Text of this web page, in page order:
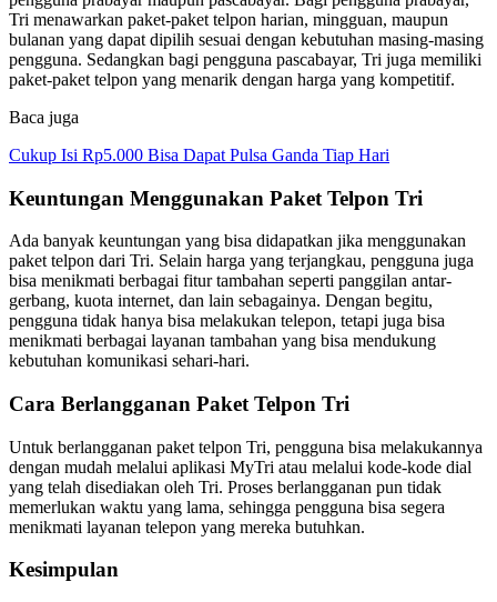
Tri menawarkan paket-paket telpon harian, mingguan, maupun
bulanan yang dapat dipilih sesuai dengan kebutuhan masing-masing
pengguna. Sedangkan bagi pengguna pascabayar, Tri juga memiliki
paket-paket telpon yang menarik dengan harga yang kompetitif.
Baca juga
Cukup Isi Rp5.000 Bisa Dapat Pulsa Ganda Tiap Hari
Keuntungan Menggunakan Paket Telpon Tri
Ada banyak keuntungan yang bisa didapatkan jika menggunakan
paket telpon dari Tri. Selain harga yang terjangkau, pengguna juga
bisa menikmati berbagai fitur tambahan seperti panggilan antar-
gerbang, kuota internet, dan lain sebagainya. Dengan begitu,
pengguna tidak hanya bisa melakukan telepon, tetapi juga bisa
menikmati berbagai layanan tambahan yang bisa mendukung
kebutuhan komunikasi sehari-hari.
Cara Berlangganan Paket Telpon Tri
Untuk berlangganan paket telpon Tri, pengguna bisa melakukannya
dengan mudah melalui aplikasi MyTri atau melalui kode-kode dial
yang telah disediakan oleh Tri. Proses berlangganan pun tidak
memerlukan waktu yang lama, sehingga pengguna bisa segera
menikmati layanan telepon yang mereka butuhkan.
Kesimpulan